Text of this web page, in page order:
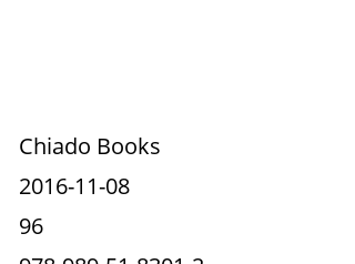
Chiado Books
2016-11-08
96